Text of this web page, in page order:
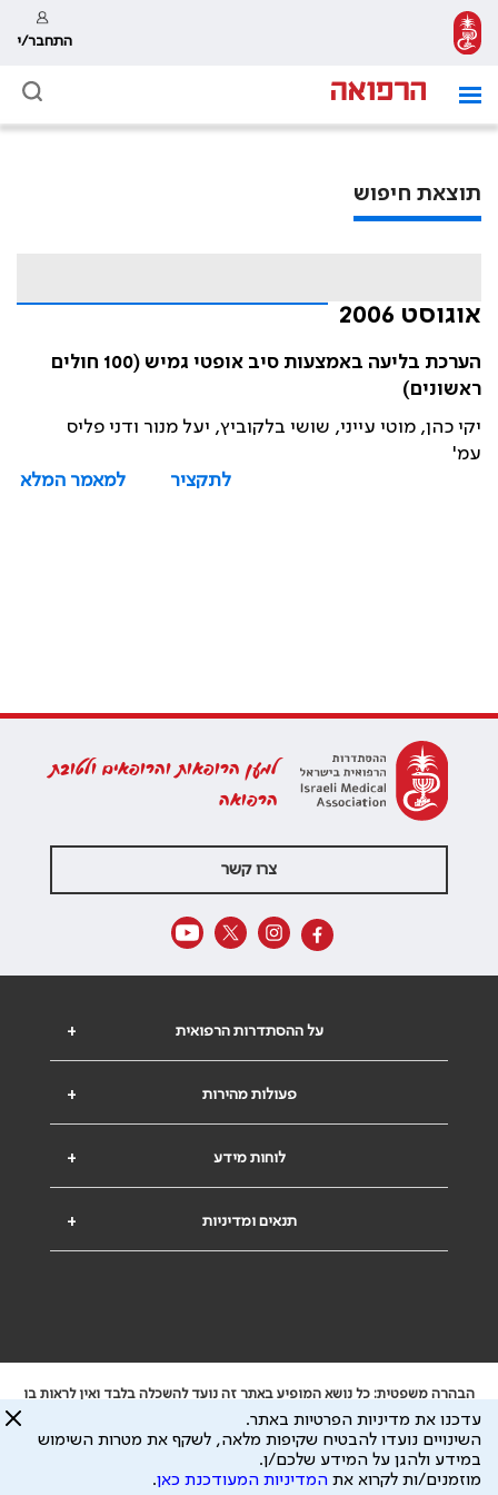
התחבר/י
תוצאת חיפוש
אוגוסט 2006
הערכת בליעה באמצעות סיב אופטי גמיש (100 חולים
ראשונים)
יקי כהן, מוטי עייני, שושי בלקוביץ, יעל מנור ודני פליס
עמ'
לתקציר
למאמר המלא
למען הרופאות והרופאים ולטובת
הרפואה
צרו קשר
+ על ההסתדרות הרפואית
+ פעולות מהירות
+ לוחות מידע
+ תנאים ומדיניות
הבהרה משפטית: כל נושא המופיע באתר זה נועד להשכלה בלבד ואין לראות בו
ייעוץ רפואי או משפטי. אין הר"י אחראית לתוכן המתפרסם באתר זה ולכל נזק
שעלול להיגרם.
ידוע לי שהר"י אוספת ושומרת מידע אישי לצורך מתן השרות וכי חלק ממנו עשוי
להיות מועבר לצדדים שלישיים, הכל בכפוף למדיניות הפרטיות
עדכנו את מדיניות הפרטיות באתר.
השינויים נועדו להבטיח שקיפות מלאה, לשקף את מטרות השימוש
במידע ולהגן על המידע שלכם/ן.
מוזמנים/ות לקרוא את המדיניות המעודכנת כאן.